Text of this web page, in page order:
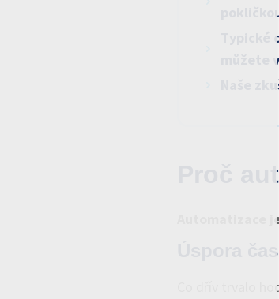
můžete
Naše
Proč
Automatizace
Úspora
Co dřív trvalo